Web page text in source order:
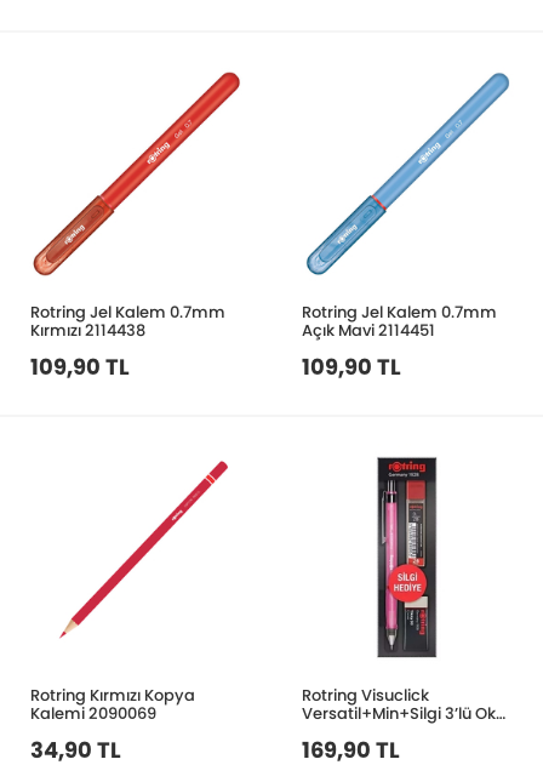
Rotring Jel Kalem 0.7mm
Kırmızı 2114438
109,90 TL
Rotring Jel Kalem 0.7mm
Açık Mavi 2114451
109,90 TL
Rotring Kırmızı Kopya
Kalemi 2090069
34,90 TL
Rotring Visuclick
Versatil+Min+Silgi 3’lü Okul
169,90 TL